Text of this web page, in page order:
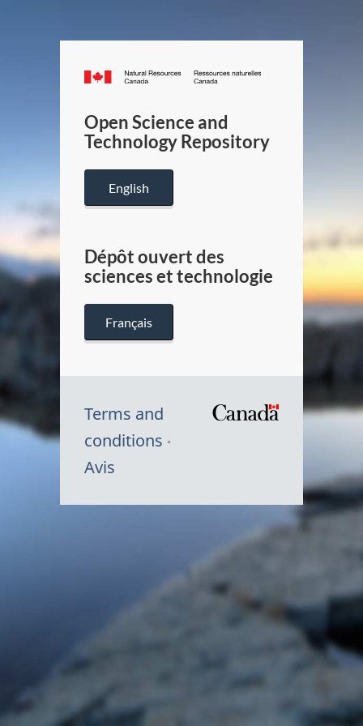
Canada.ca
/
Canada
Open Science and
Technology Repository
English
Dépôt ouvert des
sciences et technologie
Français
Terms and
conditions
Avis
du